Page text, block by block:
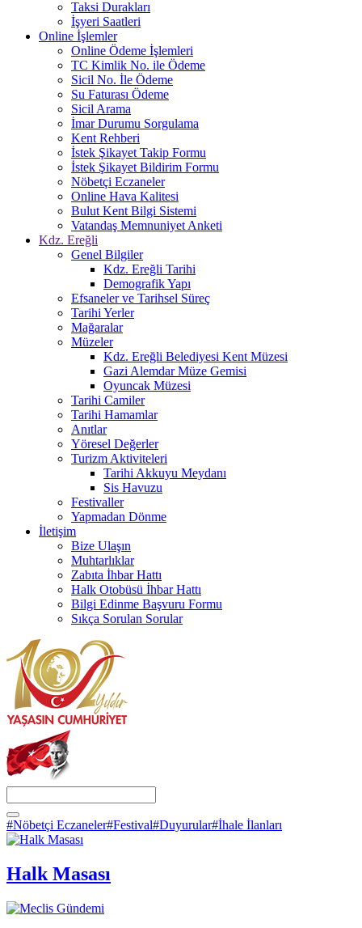
Taksi Durakları
İşyeri Saatleri
Online İşlemler
Online Ödeme İşlemleri
TC Kimlik No. ile Ödeme
Sicil No. İle Ödeme
Su Faturası Ödeme
Sicil Arama
İmar Durumu Sorgulama
Kent Rehberi
İstek Şikayet Takip Formu
İstek Şikayet Bildirim Formu
Nöbetçi Eczaneler
Online Hava Kalitesi
Bulut Kent Bilgi Sistemi
Vatandaş Memnuniyet Anketi
Kdz. Ereğli
Genel Bilgiler
Kdz. Ereğli Tarihi
Demografik Yapı
Efsaneler ve Tarihsel Süreç
Tarihi Yerler
Mağaralar
Müzeler
Kdz. Ereğli Belediyesi Kent Müzesi
Gazi Alemdar Müze Gemisi
Oyuncak Müzesi
Tarihi Camiler
Tarihi Hamamlar
Anıtlar
Yöresel Değerler
Turizm Aktiviteleri
Tarihi Akkuyu Meydanı
Sis Havuzu
Festivaller
Yapmadan Dönme
İletişim
Bize Ulaşın
Muhtarlıklar
Zabıta İhbar Hattı
Halk Otobüsü İhbar Hattı
Bilgi Edinme Başvuru Formu
Sıkça Sorulan Sorular
#Nöbetçi Eczaneler#Festival#Duyurular#İhale İlanları
Halk Masası